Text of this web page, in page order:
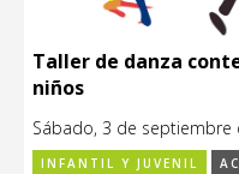
Taller de danza
niños
Sábado, 3 de septiembre
INFANTIL Y JUVENIL